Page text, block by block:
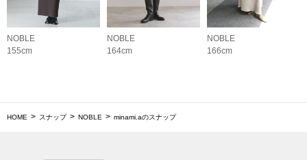
NOBLE
155cm
NOBLE
164cm
NOBLE
166cm
HOME スナップ NOBLE minami.aのスナップ